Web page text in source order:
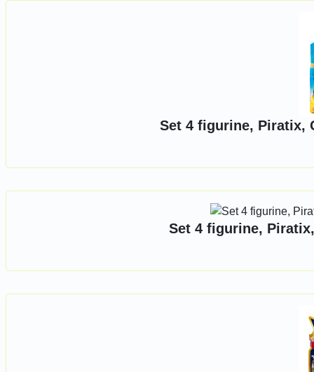
Set 4 figurine, Piratix,
Set 4 figurine,